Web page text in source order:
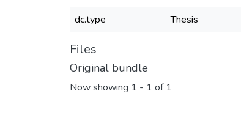
dc.type
Thesis
Files
Original bundle
Now showing 1 - 1 of 1